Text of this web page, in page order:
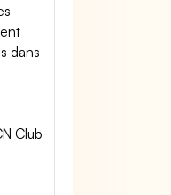
dans
Club